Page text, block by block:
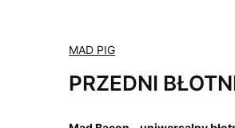
MAD PIG
PRZEDNI